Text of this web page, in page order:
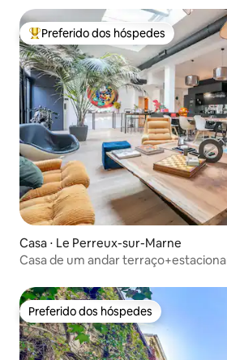
Entre os melhores preferidos dos
Preferido dos hóspedes
Casa ⋅ Le Perreux-sur-Marne
Casa de um andar
Preferido dos hóspedes
Preferido dos hóspedes